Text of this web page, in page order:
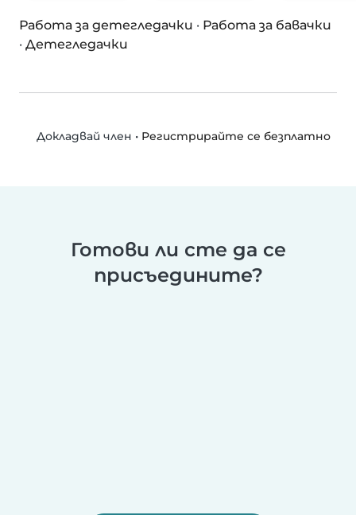
Работа за детегледачки · Работа за бавачки
· Детегледачки
Докладвай член • Регистрирайте се безплатно
Готови ли сте да се
присъедините?